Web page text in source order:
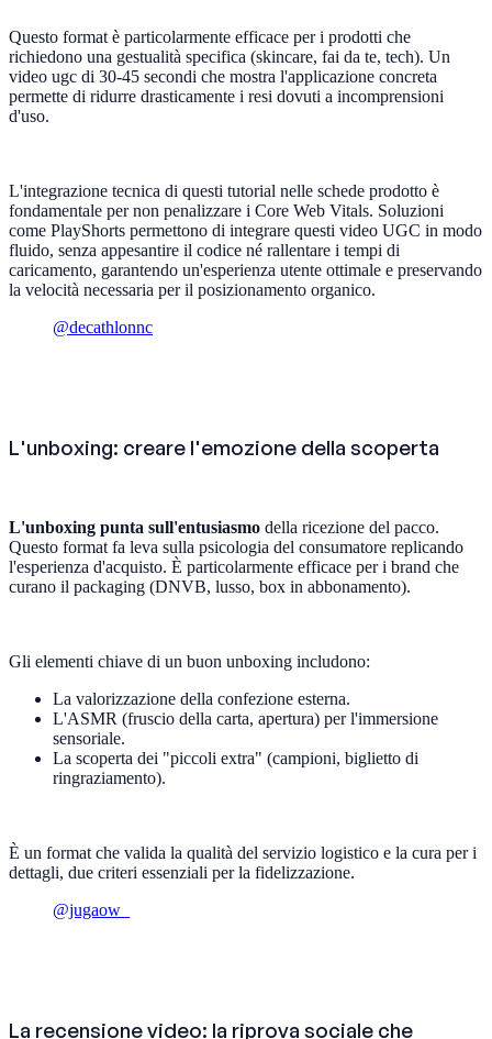
Questo format è particolarmente efficace per i prodotti che
richiedono una gestualità specifica (skincare, fai da te, tech). Un
video ugc di 30-45 secondi che mostra l'applicazione concreta
permette di ridurre drasticamente i resi dovuti a incomprensioni
d'uso.
L'integrazione tecnica di questi tutorial nelle schede prodotto è
fondamentale per non penalizzare i Core Web Vitals. Soluzioni
come PlayShorts permettono di integrare questi video UGC in modo
fluido, senza appesantire il codice né rallentare i tempi di
caricamento, garantendo un'esperienza utente ottimale e preservando
la velocità necessaria per il posizionamento organico.‍
@decathlonnc
L'unboxing: creare l'emozione della scoperta
L'unboxing punta sull'entusiasmo della ricezione del pacco.
Questo format fa leva sulla psicologia del consumatore replicando
l'esperienza d'acquisto. È particolarmente efficace per i brand che
curano il packaging (DNVB, lusso, box in abbonamento).
Gli elementi chiave di un buon unboxing includono:
La valorizzazione della confezione esterna.
L'ASMR (fruscio della carta, apertura) per l'immersione
sensoriale.
La scoperta dei "piccoli extra" (campioni, biglietto di
ringraziamento).
È un format che valida la qualità del servizio logistico e la cura per i
dettagli, due criteri essenziali per la fidelizzazione.
@jugaow_
La recensione video: la riprova sociale che